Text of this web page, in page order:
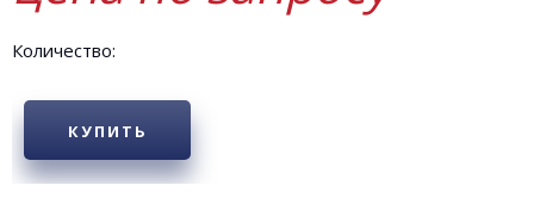
Количество:
КУПИТЬ